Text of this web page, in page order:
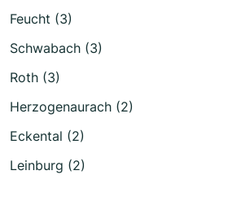
Feucht (3)
Schwabach (3)
Roth (3)
Herzogenaurach (2)
Eckental (2)
Leinburg (2)